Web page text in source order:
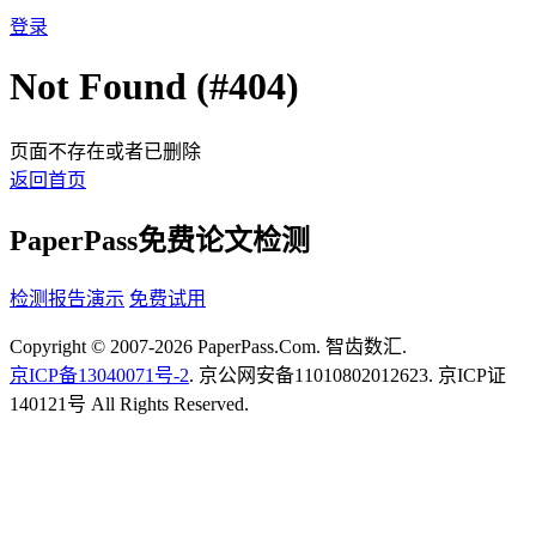
登录
Not Found (#404)
页面不存在或者已删除
返回首页
PaperPass免费论文检测
检测报告演示 免费试用
Copyright © 2007-2026 PaperPass.Com. 智齿数汇.
京ICP备13040071号-2. 京公网安备11010802012623. 京ICP证
140121号 All Rights Reserved.